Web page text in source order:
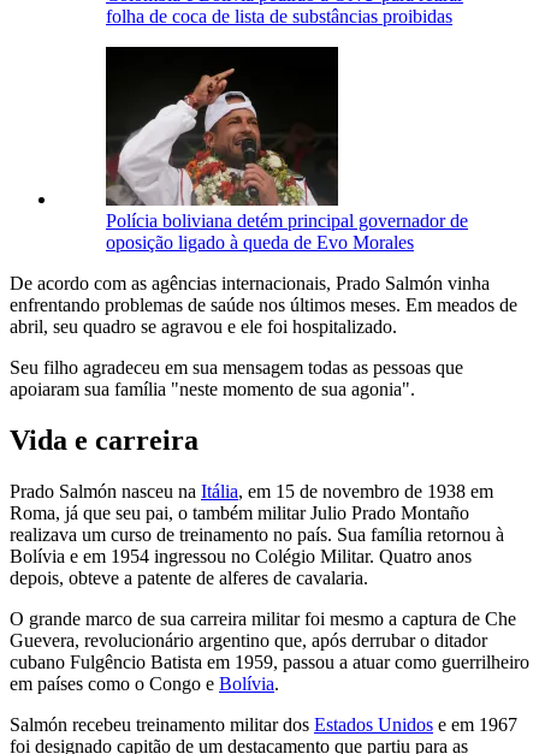
folha de coca de lista de substâncias proibidas
Polícia boliviana detém principal governador de
oposição ligado à queda de Evo Morales
De acordo com as agências internacionais, Prado Salmón vinha
enfrentando problemas de saúde nos últimos meses. Em meados de
abril, seu quadro se agravou e ele foi hospitalizado.
Seu filho agradeceu em sua mensagem todas as pessoas que
apoiaram sua família "neste momento de sua agonia".
Vida e carreira
Prado Salmón nasceu na Itália, em 15 de novembro de 1938 em
Roma, já que seu pai, o também militar Julio Prado Montaño
realizava um curso de treinamento no país. Sua família retornou à
Bolívia e em 1954 ingressou no Colégio Militar. Quatro anos
depois, obteve a patente de alferes de cavalaria.
O grande marco de sua carreira militar foi mesmo a captura de Che
Guevera, revolucionário argentino que, após derrubar o ditador
cubano Fulgêncio Batista em 1959, passou a atuar como guerrilheiro
em países como o Congo e Bolívia.
Salmón recebeu treinamento militar dos Estados Unidos e em 1967
foi designado capitão de um destacamento que partiu para as